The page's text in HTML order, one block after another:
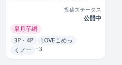
投稿ステータス
公開中
皐月芋網
3P・4P
LOVEこめっ
くノ一 +3